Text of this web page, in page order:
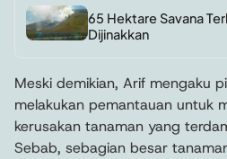
65 Hektare Savana
Dijinakkan
Meski demikian, Arif mengaku
melakukan pemantauan untuk
kerusakan tanaman yang
Sebab, sebagian besar